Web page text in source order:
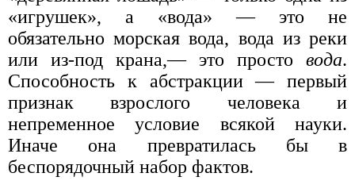
«игрушек», а «вода» — это не
обязательно морская вода, вода из реки
или из-под крана,— это просто вода.
Способность к абстракции — первый
признак взрослого человека и
непременное условие всякой науки.
Иначе она превратилась бы в
беспорядочный набор фактов.